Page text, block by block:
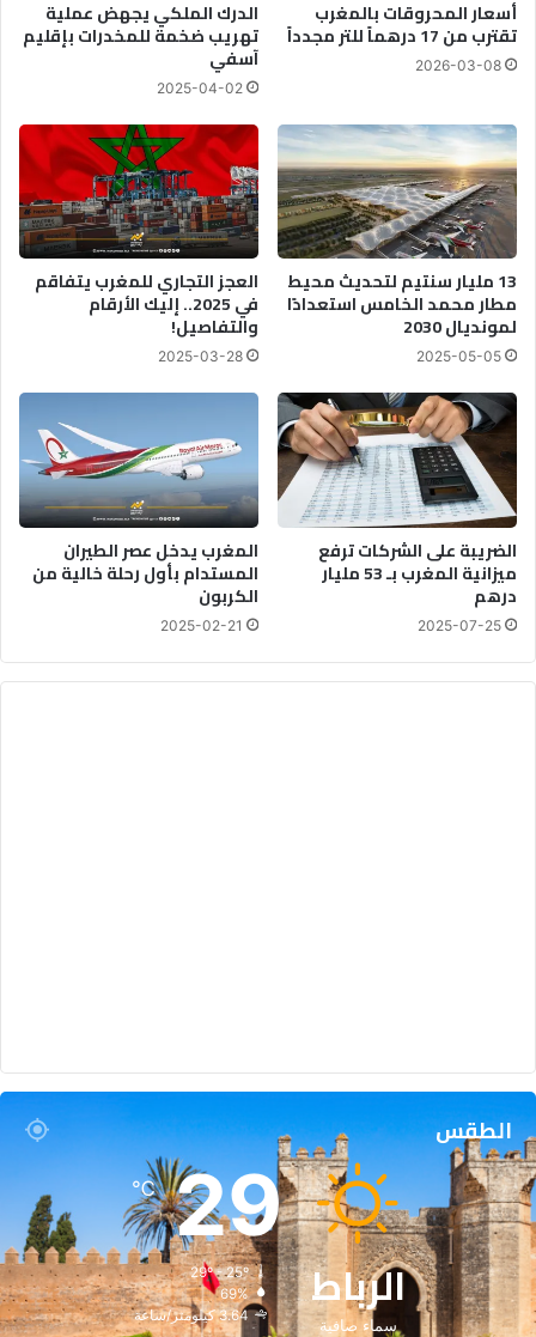
ا
ء
ا
س
ت
ق
ل
ا
ا
ل
ح
ت
ر
ا
ب
ي
ب
و
ط
س
ع
ا
ر
ا
ن
ف
ط
و
ع
د
ذ
ه
ب
ع
ق
ل
ر
ا
ن
ي
أسعار المحروقات بالمغرب
تقترب من 17 درهماً للتر مجدداً
2026-03-08
الدرك الملكي يجهض عملية
تهريب ضخمة للمخدرات بإقليم
آسفي
2025-04-02
13 مليار سنتيم لتحديث محيط
مطار محمد الخامس استعدادًا
لمونديال 2030
2025-05-05
العجز التجاري للمغرب يتفاقم
في 2025.. إليك الأرقام
والتفاصيل!
2025-03-28
الضريبة على الشركات ترفع
ميزانية المغرب بـ 53 مليار
درهم
2025-07-25
المغرب يدخل عصر الطيران
المستدام بأول رحلة خالية من
الكربون
2025-02-21
الطقس
الرباط
سماء صافية
29
℃
29º - 25º
69%
3.64 كيلومتر/ساعة